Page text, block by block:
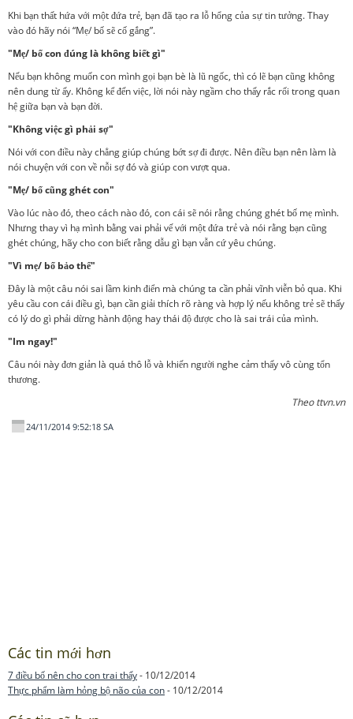
Khi bạn thất hứa với một đứa trẻ, bạn đã tạo ra lỗ hổng của sự tin tưởng. Thay
vào đó hãy nói “Mẹ/ bố sẽ cố gắng”.
"Mẹ/ bố con đúng là không biết gì"
Nếu bạn không muốn con mình gọi bạn bè là lũ ngốc, thì có lẽ bạn cũng không
nên dung từ ấy. Không kể đến việc, lời nói này ngầm cho thấy rắc rối trong quan
hệ giữa bạn và bạn đời.
"Không việc gì phải sợ"
Nói với con điều này chẳng giúp chúng bớt sợ đi được. Nên điều bạn nên làm là
nói chuyện với con về nỗi sợ đó và giúp con vượt qua.
"Mẹ/ bố cũng ghét con"
Vào lúc nào đó, theo cách nào đó, con cái sẽ nói rằng chúng ghét bố mẹ mình.
Nhưng thay vì hạ mình bằng vai phải vế với một đứa trẻ và nói rằng bạn cũng
ghét chúng, hãy cho con biết rằng dẫu gì bạn vẫn cứ yêu chúng.
"Vì mẹ/ bố bảo thế"
Đây là một câu nói sai lầm kinh điển mà chúng ta cần phải vĩnh viễn bỏ qua. Khi
yêu cầu con cái điều gì, bạn cần giải thích rõ ràng và hợp lý nếu không trẻ sẽ thấy
có lý do gì phải dừng hành động hay thái độ được cho là sai trái của mình.
"Im ngay!"
Câu nói này đơn giản là quá thô lỗ và khiến người nghe cảm thấy vô cùng tổn
thương.
Theo ttvn.vn
24/11/2014 9:52:18 SA
Các tin mới hơn
7 điều bố nên cho con trai thấy- 10/12/2014
Thực phẩm làm hỏng bộ não của con- 10/12/2014